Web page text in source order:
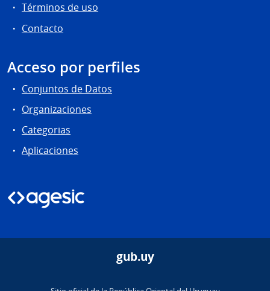
Términos de uso
Contacto
Acceso por perfiles
Conjuntos de Datos
Organizaciones
Categorias
Aplicaciones
gub.uy